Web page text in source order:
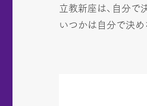
立教新座は、自分で
いつかは自分で決